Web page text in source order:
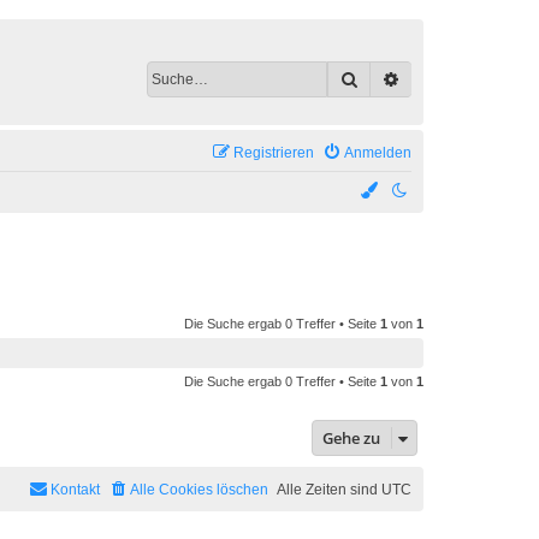
Suche
Anmelden
Registrieren
Die Suche ergab 0 Treffer • Seite 1 von 1
Die Suche ergab 0 Treffer • Seite 1 von 1
Gehe zu
Alle Zeiten sind UTC
Alle Cookies löschen
Kontakt